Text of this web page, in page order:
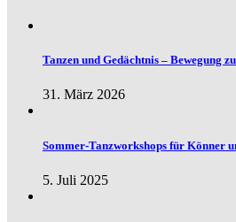
Tanzen und Gedächtnis – Bewegung
31. März 2026
Sommer-Tanzworkshops für Könner
5. Juli 2025